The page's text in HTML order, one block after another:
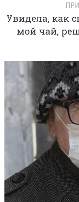
Увидела, как
мой чай,